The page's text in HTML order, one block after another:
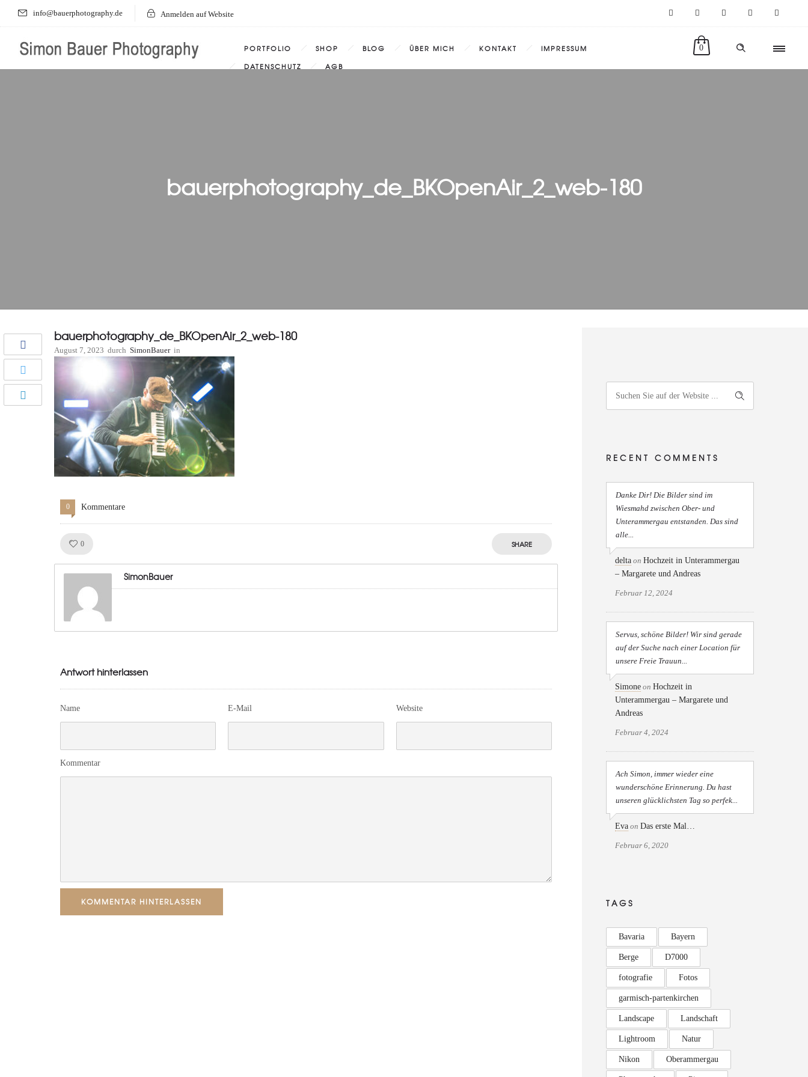
info@bauerphotography.de Anmelden auf Website
0
PORTFOLIO SHOP BLOG ÜBER MICH KONTAKT
IMPRESSUM
DATENSCHUTZ
AGB
bauerphotography_de_BKOpenAir_2_web-180
bauerphotography_de_BKOpenAir_2_web-180
August 7, 2023 durch SimonBauer in
0 Kommentare
0 SHARE
SimonBauer
Antwort hinterlassen
Name E-Mail Website
Kommentar
KOMMENTAR HINTERLASSEN
RECENT COMMENTS
Danke Dir! Die Bilder sind im
Wiesmahd zwischen Ober- und
Unterammergau entstanden. Das sind
alle...
delta on Hochzeit in Unterammergau
– Margarete und Andreas
Februar 12, 2024
Servus, schöne Bilder! Wir sind gerade
auf der Suche nach einer Location für
unsere Freie Trauun...
Simone on Hochzeit in
Unterammergau – Margarete und
Andreas
Februar 4, 2024
Ach Simon, immer wieder eine
wunderschöne Erinnerung. Du hast
unseren glücklichsten Tag so perfek...
Eva on Das erste Mal…
Februar 6, 2020
TAGS
Bavaria Bayern
Berge D7000
fotografie Fotos
garmisch-partenkirchen
Landscape Landschaft
Lightroom Natur
Nikon Oberammergau